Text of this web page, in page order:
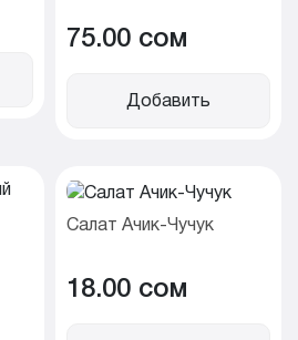
75.00 cом
Добавить
Салат Ачик-Чучук
18.00 cом